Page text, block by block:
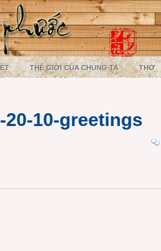
THẾ GIỚI CỦA CHÚNG TA THƠ
20-10-greetings